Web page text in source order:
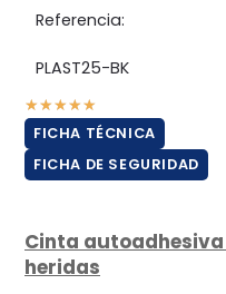
Referencia:
PLAST25-BK
★★★★★
FICHA TÉCNICA
FICHA DE SEGURIDAD
Cinta
heridas